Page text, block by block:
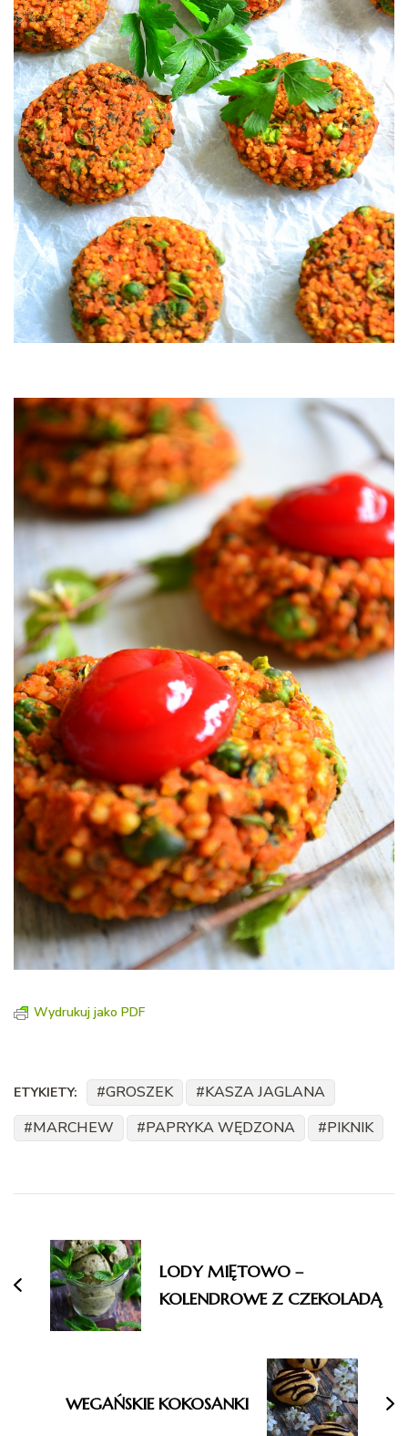
Wydrukuj jako PDF
ETYKIETY: GROSZEK
KASZA JAGLANA
MARCHEW
PAPRYKA WĘDZONA PIKNIK
wpisu
LODY MIĘTOWO –
KOLENDROWE Z CZEKOLADĄ
WEGAŃSKIE KOKOSANKI